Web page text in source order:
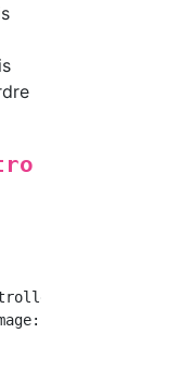
{
UIImage)